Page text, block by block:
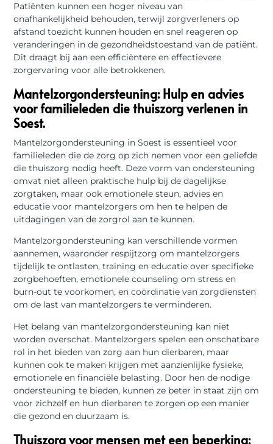
Patiënten kunnen een hoger niveau van
onafhankelijkheid behouden, terwijl zorgverleners op
afstand toezicht kunnen houden en snel reageren op
veranderingen in de gezondheidstoestand van de patiënt.
Dit draagt bij aan een efficiëntere en effectievere
zorgervaring voor alle betrokkenen.
Mantelzorgondersteuning: Hulp en advies
voor familieleden die thuiszorg verlenen in
Soest.
Mantelzorgondersteuning in Soest is essentieel voor
familieleden die de zorg op zich nemen voor een geliefde
die thuiszorg nodig heeft. Deze vorm van ondersteuning
omvat niet alleen praktische hulp bij de dagelijkse
zorgtaken, maar ook emotionele steun, advies en
educatie voor mantelzorgers om hen te helpen de
uitdagingen van de zorgrol aan te kunnen.
Mantelzorgondersteuning kan verschillende vormen
aannemen, waaronder respijtzorg om mantelzorgers
tijdelijk te ontlasten, training en educatie over specifieke
zorgbehoeften, emotionele counseling om stress en
burn-out te voorkomen, en coördinatie van zorgdiensten
om de last van mantelzorgers te verminderen.
Het belang van mantelzorgondersteuning kan niet
worden overschat. Mantelzorgers spelen een onschatbare
rol in het bieden van zorg aan hun dierbaren, maar
kunnen ook te maken krijgen met aanzienlijke fysieke,
emotionele en financiële belasting. Door hen de nodige
ondersteuning te bieden, kunnen ze beter in staat zijn om
voor zichzelf en hun dierbaren te zorgen op een manier
die gezond en duurzaam is.
Thuiszorg voor mensen met een beperking: